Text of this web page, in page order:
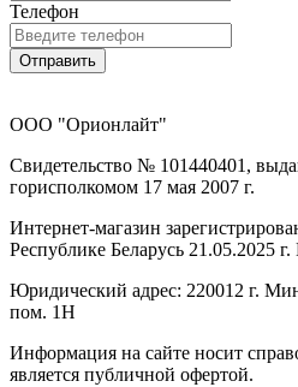
Телефон
Отправить
ООО "Орионлайт"
Свидетельство № 101440401,
горисполкомом 17 мая 2007 г.
Интернет-магазин
Республике Беларусь 21.05.2025
Юридический адрес: 220012 г.
пом. 1Н
Информация на сайте носит
является публичной офертой.